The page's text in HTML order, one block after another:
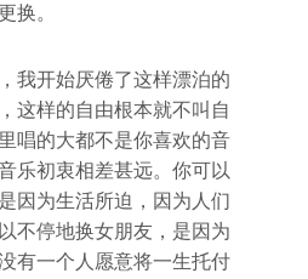
换。
我开始厌倦了这样漂泊的
这样的自由根本就不叫自
唱的大都不是你喜欢的音
乐初衷相差甚远。你可以
因为生活所迫，因为人们
不停地换女朋友，是因为
有一个人愿意将一生托付